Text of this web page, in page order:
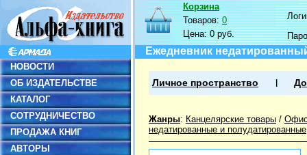
НОВОСТИ
ОБ ИЗДАТЕЛЬСТВЕ
КАТАЛОГ
СОТРУДНИЧЕСТВО
ПРОДАЖА КНИГ
АВТОРЫ
Корзина
Товаров:0
Цена:0 руб.
Ежедневник
Личное пространство
Жанры: Канцелярские товары /
недатированные и полудатированные